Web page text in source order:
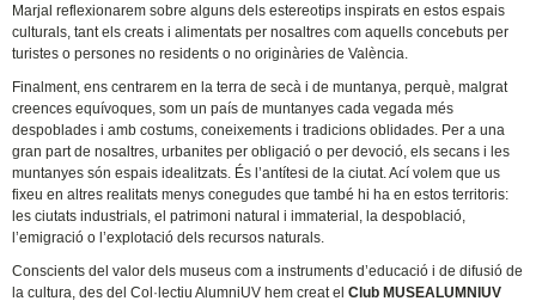
Marjal reflexionarem sobre alguns dels estereotips inspirats en estos espais
culturals, tant els creats i alimentats per nosaltres com aquells concebuts per
turistes o persones no residents o no originàries de València.
Finalment, ens centrarem en la terra de secà i de muntanya, perquè, malgrat
creences equívoques, som un país de muntanyes cada vegada més
despoblades i amb costums, coneixements i tradicions oblidades. Per a una
gran part de nosaltres, urbanites per obligació o per devoció, els secans i les
muntanyes són espais idealitzats. És l’antítesi de la ciutat. Ací volem que us
fixeu en altres realitats menys conegudes que també hi ha en estos territoris:
les ciutats industrials, el patrimoni natural i immaterial, la despoblació,
l’emigració o l’explotació dels recursos naturals.
Conscients del valor dels museus com a instruments d’educació i de difusió de
la cultura, des del Col·lectiu AlumniUV hem creat elClub MUSEALUMNIUV